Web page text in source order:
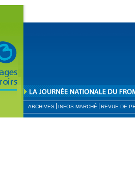
ARCHIVES INFOS MARCHÉ REVUE DE